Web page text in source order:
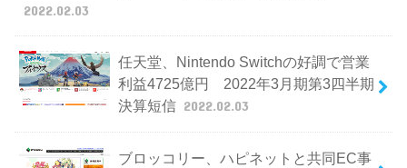
2022.02.03
任天堂、Nintendo Switchの好調で営業
利益4725億円 2022年3月期第3四半期
決算短信 2022.02.03
ブロッコリー、ハピネットと共同EC事